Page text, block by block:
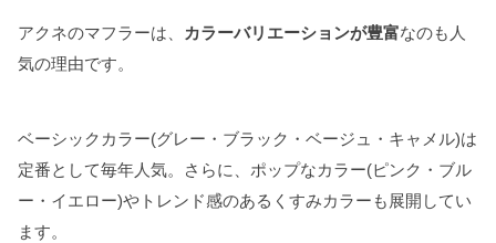
アクネのマフラーは、 カラーバリエーションが豊富なのも人
気の理由です。
ベーシックカラー(グレー・ブラック・ベージュ・キャメル)は
定番として毎年人気。さらに、ポップなカラー(ピンク・ブル
ー・イエロー)やトレンド感のあるくすみカラーも展開してい
ます。